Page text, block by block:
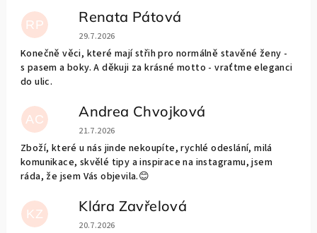
RP Renata Pátová
Hodnocení obchodu je 5 z 5 hvězdiček.
29.7.2026
Konečně věci, které mají střih pro normálně stavěné ženy -
s pasem a boky. A děkuji za krásné motto - vraťtme eleganci
do ulic.
AC Andrea Chvojková
Hodnocení obchodu je 5 z 5 hvězdiček.
21.7.2026
Zboží, které u nás jinde nekoupíte, rychlé odeslání, milá
komunikace, skvělé tipy a inspirace na instagramu, jsem
ráda, že jsem Vás objevila.😊
KZ Klára Zavřelová
Hodnocení obchodu je 5 z 5 hvězdiček.
20.7.2026